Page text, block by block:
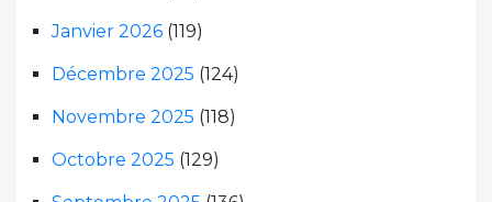
Janvier 2026 (119)
Décembre 2025 (124)
Novembre 2025 (118)
Octobre 2025 (129)